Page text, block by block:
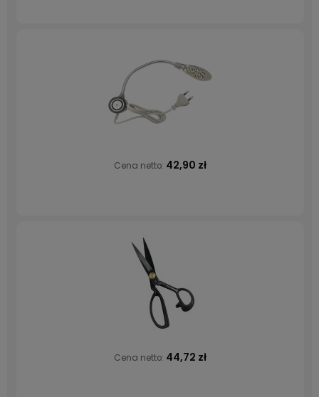
Cena netto: 42,90 zł
Cena netto: 44,72 zł